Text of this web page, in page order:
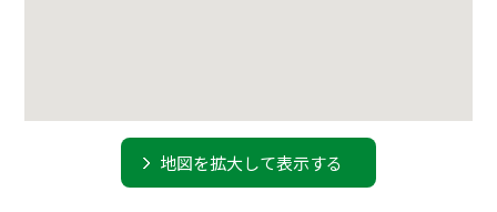
地図を拡大して表示する